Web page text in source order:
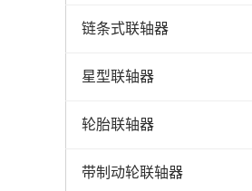
链条式联轴器
星型联轴器
轮胎联轴器
带制动轮联轴器